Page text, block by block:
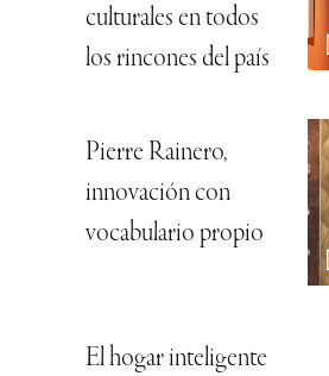
culturales en todos
los rincones del país
Pierre Rainero,
innovación con
vocabulario propio
El hogar inteligente